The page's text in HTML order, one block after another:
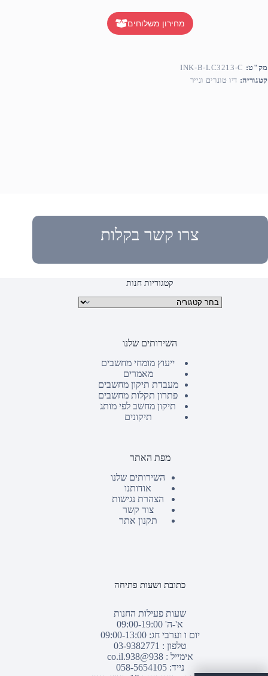
מחירון משלוחים
מק"ט: INK-B-LC3213-C
קטגוריה: דיו טונרים ונייר
צרו קשר בקלות
קטגוריות חנות
קטגוריות מוצרים
השירותים שלנו
ייעוץ מומחי מחשבים
מאמרים
מעבדת תיקון מחשבים
פתרון תקלות מחשבים
תיקון מחשב לפי מותג
תיקונים
מפת האתר
השירותים שלנו
אודותנו
הצהרת נגישות
צור קשר
תקנון אתר
כתובת ושעות פתיחה
שעות פעילות החנות
א'-ה' 09:00-19:00
יום ו וערבי חג: 09:00-13:00
טלפון : 03-9382771
אימייל :938@938.co.il
נייד: 058-5654105